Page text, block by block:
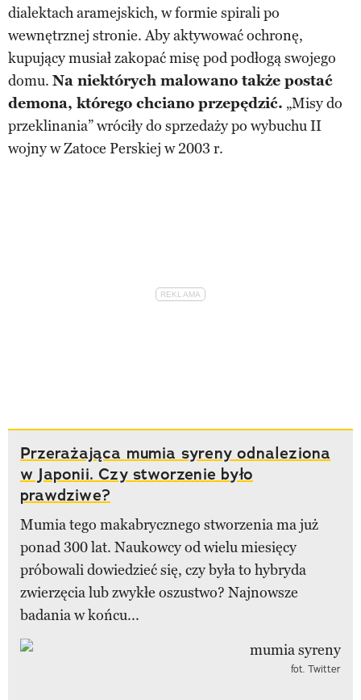
dialektach aramejskich, w formie spirali po
wewnętrznej stronie. Aby aktywować ochronę,
kupujący musiał zakopać misę pod podłogą swojego
domu. Na niektórych malowano także postać
demona, którego chciano przepędzić. „Misy do
przeklinania” wróciły do sprzedaży po wybuchu II
wojny w Zatoce Perskiej w 2003 r.
Przerażająca mumia syreny odnaleziona
w Japonii. Czy stworzenie było
prawdziwe?
Mumia tego makabrycznego stworzenia ma już
ponad 300 lat. Naukowcy od wielu miesięcy
próbowali dowiedzieć się, czy była to hybryda
zwierzęcia lub zwykłe oszustwo? Najnowsze
badania w końcu...
fot. Twitter